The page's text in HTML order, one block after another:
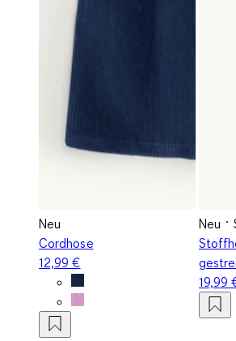
Neu
Cordhose
12,99 €
Neu
19,99